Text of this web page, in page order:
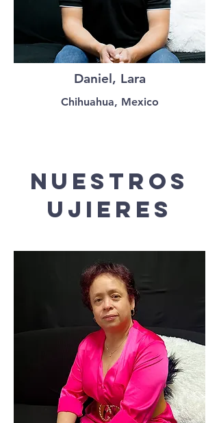
Daniel, Lara
Chihuahua, Mexico
nuestros
ujieres